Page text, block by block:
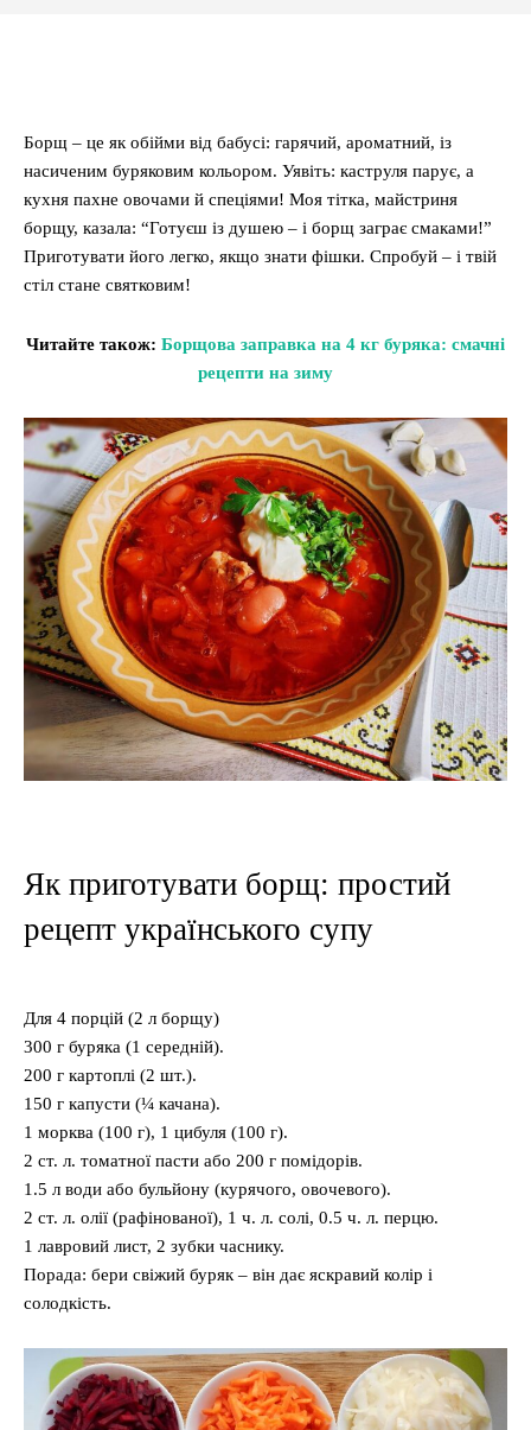
Борщ – це як обійми від бабусі: гарячий, ароматний, із
насиченим буряковим кольором. Уявіть: каструля парує, а
кухня пахне овочами й спеціями! Моя тітка, майстриня
борщу, казала: “Готуєш із душею – і борщ заграє смаками!”
Приготувати його легко, якщо знати фішки. Спробуй – і твій
стіл стане святковим!
Читайте також: Борщова заправка на 4 кг буряка: смачні
рецепти на зиму
Як приготувати борщ: простий
рецепт українського супу
Для 4 порцій (2 л борщу)
300 г буряка (1 середній).
200 г картоплі (2 шт.).
150 г капусти (¼ качана).
1 морква (100 г), 1 цибуля (100 г).
2 ст. л. томатної пасти або 200 г помідорів.
1.5 л води або бульйону (курячого, овочевого).
2 ст. л. олії (рафінованої), 1 ч. л. солі, 0.5 ч. л. перцю.
1 лавровий лист, 2 зубки часнику.
Порада: бери свіжий буряк – він дає яскравий колір і
солодкість.